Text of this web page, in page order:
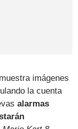
imágenes
la cuenta
alarmas